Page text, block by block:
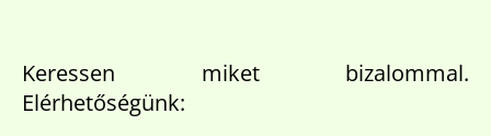
Keressen miket bizalommal.
Elérhetőségünk: